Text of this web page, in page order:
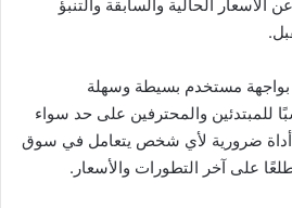
الحالية والسابقة والتنبؤ
يتميز برنامج Harem Altın بواجهة مستخدم بسيطة وسهلة
للمبتدئين والمحترفين على حد سواء
يعتبر برنامج Harem Altın أداة ضرورية لأي شخص يتعامل في سوق
على آخر التطورات والأسعار.